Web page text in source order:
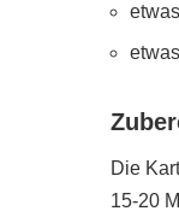
Die
15-20